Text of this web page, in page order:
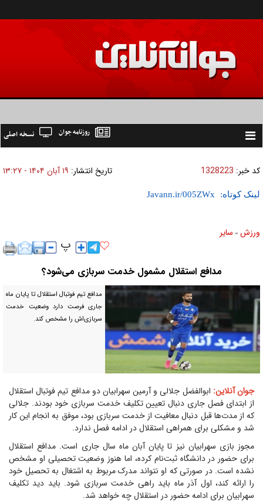
Toggle
نسخه اصلی روزنامه جوان
کد خبر: 1328223 تاریخ انتشار: ۱۹ آبان ۱۴۰۴ - ۱۳:۲۷
لینک کوتاه:
ورزش » ساير
مدافع استقلال مشمول خدمت سربازی می‌شود؟
مدافع تیم فوتبال استقلال تا پایان ماه
جاری فرصت دارد وضعیت خدمت
سربازی‌اش را مشخص کند.
جوان آنلاین: ابوالفضل جلالی و آرمین سهرابیان دو مدافع تیم فوتبال استقلال
از ابتدای فصل جاری دنبال تعیین تکلیف خدمت سربازی خود بودند. جلالی
که از مدت‌ها قبل دنبال معافیت از خدمت سربازی بود، موفق به انجام این کار
شد و مشکلی برای همراهی استقلال در ادامه فصل ندارد.
مجوز بازی سهرابیان نیز تا پایان آبان ماه سال جاری است. مدافع استقلال
برای حضور در دانشگاه ثبت‌نام کرده، اما هنوز وضعیت تحصیلی او مشخص
نشده است. در صورتی که او نتواند مدرک مربوط به اشتغال به تحصیل خود
را ارائه کند، اول آذر ماه باید راهی خدمت سربازی شود. باید دید تکلیف
سهرابیان برای ادامه حضور در استقلال چه خواهد شد.